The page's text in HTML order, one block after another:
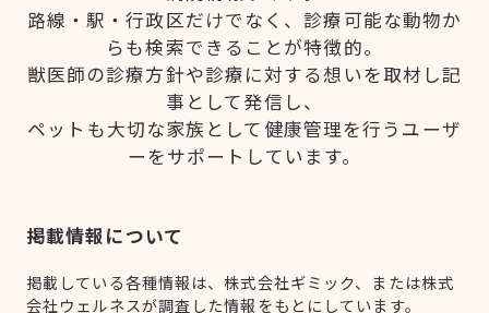
路線・駅・行政区だけでなく、診療可能な動物か
らも検索できることが特徴的。
獣医師の診療方針や診療に対する想いを取材し記
事として発信し、
ペットも大切な家族として健康管理を行うユーザ
ーをサポートしています。
掲載情報について
掲載している各種情報は、株式会社ギミック、または株式
会社ウェルネスが調査した情報をもとにしています。